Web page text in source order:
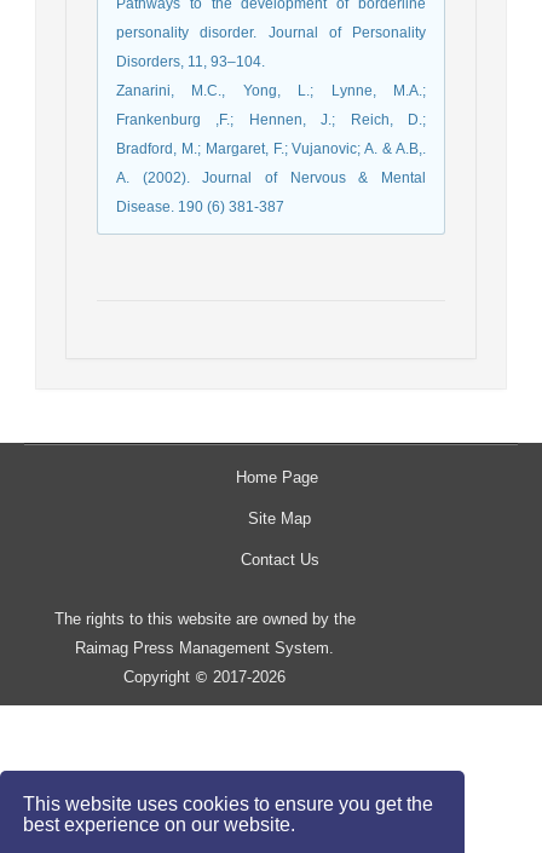
This website uses cookies to ensure you get the
best experience on our website.
Pathways to the development of borderline
personality disorder. Journal of Personality
Disorders, 11, 93–104.
Zanarini, M.C., Yong, L.; Lynne, M.A.;
Frankenburg ,F.; Hennen, J.; Reich, D.;
Bradford, M.; Margaret, F.; Vujanovic; A. & A.B,.
A. (2002). Journal of Nervous & Mental
Disease. 190 (6) 381-387
Home Page
Site Map
Contact Us
The rights to this website are owned by the
Raimag Press Management System.
Copyright © 2017-2026